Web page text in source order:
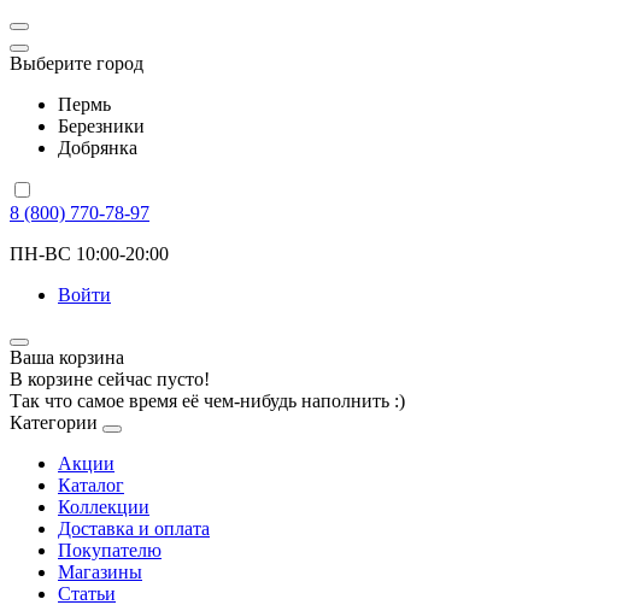
Выберите город
Пермь
Березники
Добрянка
8 (800) 770-78-97
ПН-ВС 10:00-20:00
Войти
Ваша корзина
В корзине сейчас пусто!
Так что самое время её чем-нибудь наполнить :)
Категории
Акции
Каталог
Коллекции
Доставка и оплата
Покупателю
Магазины
Статьи